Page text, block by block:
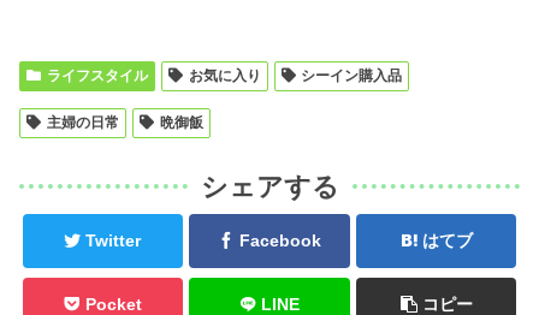
ライフスタイル お気に入り シーイン購入品
主婦の日常 晩御飯
シェアする
Twitter Facebook はてブ
Pocket LINE コピー